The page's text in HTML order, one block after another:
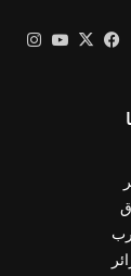
فيسبوك
X يوتيوب